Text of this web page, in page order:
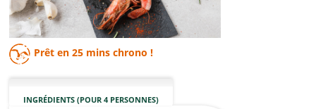
Prêt en25 mins chrono !
INGRÉDIENTS (POUR 4 PERSONNES)